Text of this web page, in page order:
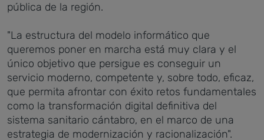
pública de la región.
"La estructura del modelo informático que
queremos poner en marcha está muy clara y el
único objetivo que persigue es conseguir un
servicio moderno, competente y, sobre todo, eficaz,
que permita afrontar con éxito retos fundamentales
como la transformación digital definitiva del
sistema sanitario cántabro, en el marco de una
estrategia de modernización y racionalización".